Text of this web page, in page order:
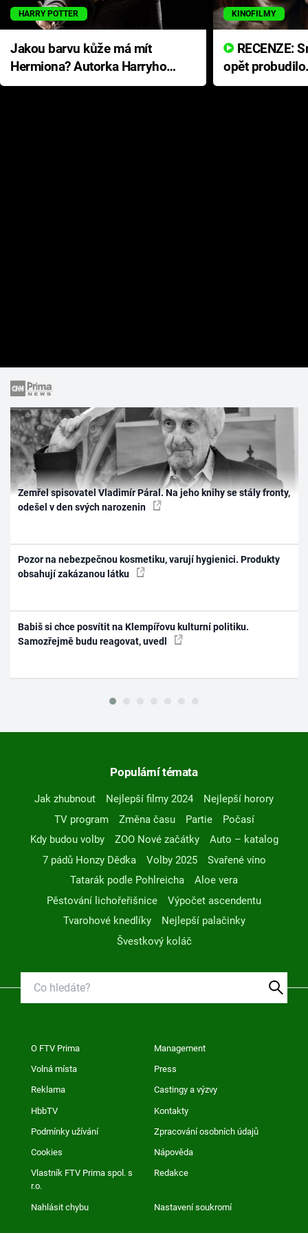
HARRY POTTER
Jakou barvu kůže má mít
Hermiona? Autorka Harryho
Pottera přišla s ráznou
KINOFILMY
opět
přichází s
Zemřel spisovatel Vladimír Páral. Na jeho knihy se stály fronty,
odešel v den svých narozenin
Pozor na nebezpečnou kosmetiku, varují hygienici. Produkty
obsahují zakázanou látku
Babiš si chce posvítit na Klempířovu kulturní politiku.
Samozřejmě budu reagovat, uvedl
Populární témata
Jak zhubnout Nejlepší filmy 2024
Nejlepší horory
TV program
Změna času Partie
Počasí
Kdy budou volby
ZOO Nové začátky
Auto – katalog
7 pádů Honzy Dědka
Volby 2025
Svařené víno
Tatarák podle Pohlreicha
Aloe vera
Pěstování lichořeřišnice
Výpočet ascendentu
Tvarohové knedlíky
Nejlepší palačinky
Švestkový koláč
O FTV Prima Management
Volná místa Press
Reklama Castingy a výzvy
HbbTV Kontakty
Podmínky užívání Zpracování osobních údajů
Cookies Nápověda
Vlastník FTV Prima spol. s
r.o.
Redakce
Nahlásit chybu Nastavení soukromí